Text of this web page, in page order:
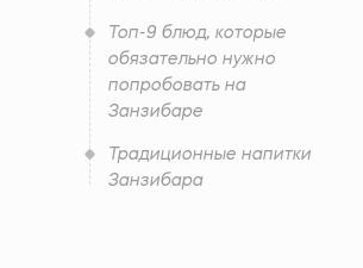
Топ-9 блюд, которые
обязательно нужно
попробовать на
Занзибаре
Традиционные напитки
Занзибара